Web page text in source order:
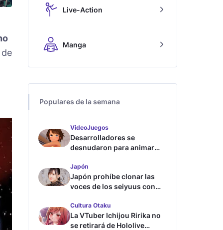
Live-Action
Manga
Populares de la semana
VideoJuegos
Desarrolladores se
desnudaron para animar
Japón
Japón prohíbe clonar las
voces de los seiyuus con
Cultura Otaku
La VTuber Ichijou Ririka no
se retirará de Hololive